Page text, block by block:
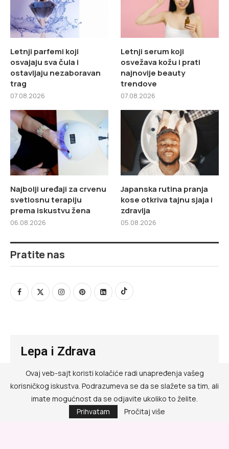
Letnji parfemi koji
osvajaju sva čula i
ostavljaju nezaboravan
trag
07.08.2026
Letnji serum koji
osvežava kožu i prati
najnovije beauty
trendove
07.08.2026
Najbolji uređaji za crvenu
svetlosnu terapiju
prema iskustvu žena
06.08.2026
Japanska rutina pranja
kose otkriva tajnu sjaja i
zdravlja
05.08.2026
Pratite nas
Lepa i Zdrava
@ RED MEDIA GROUP 2026
Kontakt
Ovaj veb-sajt koristi kolačiće radi unapređenja vašeg
korisničkog iskustva. Podrazumeva se da se slažete sa tim, ali
imate mogućnost da se odjavite ukoliko to želite.
Prihvatam
Pročitaj više